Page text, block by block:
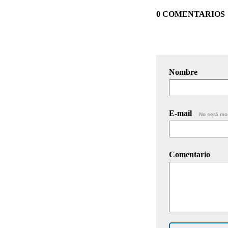
0 COMENTARIOS
Nombre
E-mail No será
Comentario